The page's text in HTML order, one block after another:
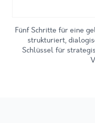
Fünf Schritte für eine
strukturiert,
Schlüssel für